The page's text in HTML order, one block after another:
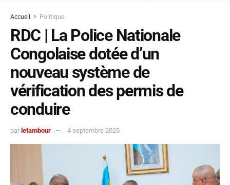
Accueil Politique
RDC | La Police Nationale
Congolaise dotée d’un
nouveau système de
vérification des permis de
conduire
par letambour 4 septembre 2025